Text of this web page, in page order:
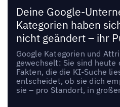
Deine Google-
Kategorien haben
nicht geändert – ihr
Google Kategorien und
gewechselt: Sie sind
Fakten, die die KI-Suche
entscheidet, ob sie dich
sie – pro Standort, in